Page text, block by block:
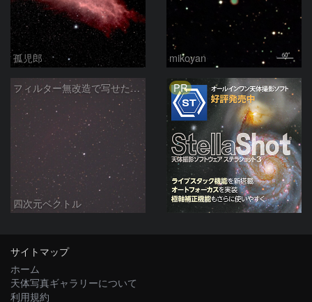
孤児郎 mikoyan
フィルター無改造で写せたカリフォルニア星雲
四次元ベクトル
PR
サイトマップ
ホーム
天体写真ギャラリーについて
利用規約